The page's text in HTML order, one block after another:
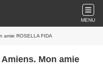
MENU
amie ROSELLA FIDA
Mon amie